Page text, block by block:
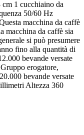
1 cucchiaino da
50/60 Hz
macchina da caffè
macchina da caffè sia
si può presumere
fino alla quantità di
bevande versate
erogatore,
bevande versate
Altezza 360